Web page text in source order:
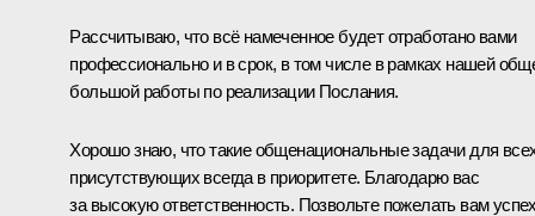
Рассчитываю, что всё намеченное будет отработано вами
профессионально и в срок, в том числе в рамках нашей
большой работы по реализации Послания.
Хорошо знаю, что такие общенациональные задачи для
присутствующих всегда в приоритете. Благодарю вас
за высокую ответственность. Позвольте пожелать вам